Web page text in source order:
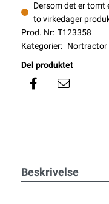
Dersom det er tomt
to virkedager
Prod. Nr: T123358
Kategorier: Nortractor
Del produktet
Beskrivelse